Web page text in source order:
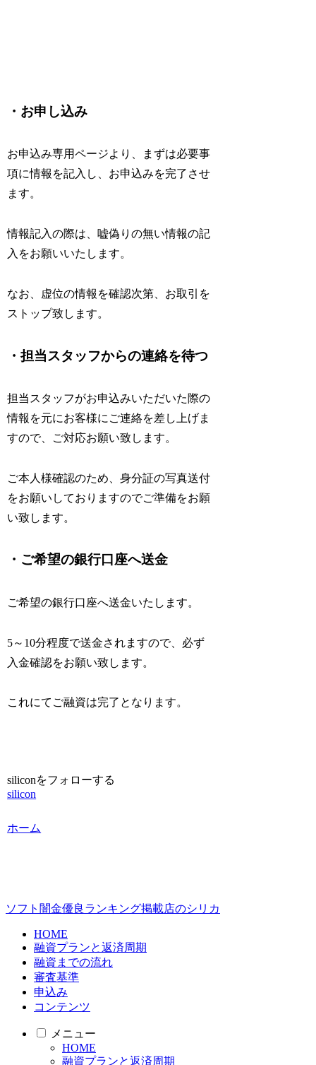
・お申し込み
お申込み専用ページより、まずは必要事
項に情報を記入し、お申込みを完了させ
ます。
情報記入の際は、嘘偽りの無い情報の記
入をお願いいたします。
なお、虚位の情報を確認次第、お取引を
ストップ致します。
・担当スタッフからの連絡を待つ
担当スタッフがお申込みいただいた際の
情報を元にお客様にご連絡を差し上げま
すので、ご対応お願い致します。
ご本人様確認のため、身分証の写真送付
をお願いしておりますのでご準備をお願
い致します。
・ご希望の銀行口座へ送金
ご希望の銀行口座へ送金いたします。
5～10分程度で送金されますので、必ず
入金確認をお願い致します。
これにてご融資は完了となります。
siliconをフォローする
silicon
ホーム
ソフト闇金優良ランキング掲載店のシリカ
HOME
融資プランと返済周期
融資までの流れ
審査基準
申込み
コンテンツ
メニュー
HOME
融資プランと返済周期